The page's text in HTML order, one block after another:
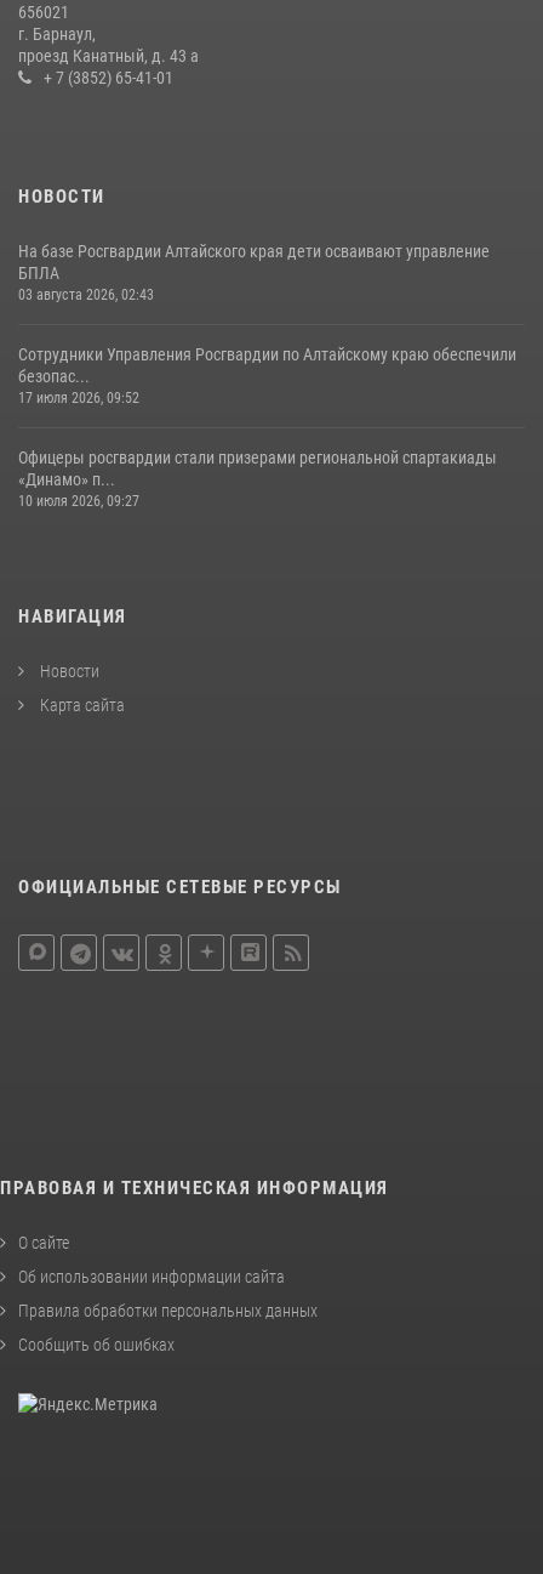
656021
г. Барнаул,
проезд Канатный, д. 43 а
+ 7 (3852) 65-41-01
НОВОСТИ
На базе Росгвардии Алтайского края дети осваивают управление
БПЛА
03 августа 2026, 02:43
Сотрудники Управления Росгвардии по Алтайскому краю обеспечили
безопас...
17 июля 2026, 09:52
Офицеры росгвардии стали призерами региональной спартакиады
«Динамо» п...
10 июля 2026, 09:27
НАВИГАЦИЯ
Новости
Карта сайта
ОФИЦИАЛЬНЫЕ СЕТЕВЫЕ РЕСУРСЫ
ПРАВОВАЯ И ТЕХНИЧЕСКАЯ ИНФОРМАЦИЯ
О сайте
Об использовании информации сайта
Правила обработки персональных данных
Сообщить об ошибках